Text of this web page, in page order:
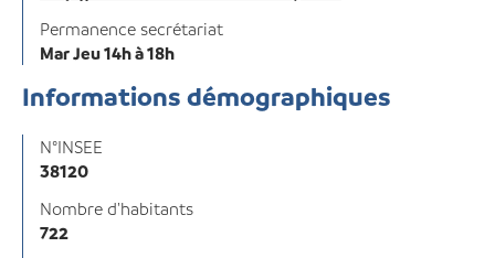
Permanence secrétariat
Mar Jeu 14h à 18h
Informations démographiques
N°INSEE
38120
Nombre d'habitants
722